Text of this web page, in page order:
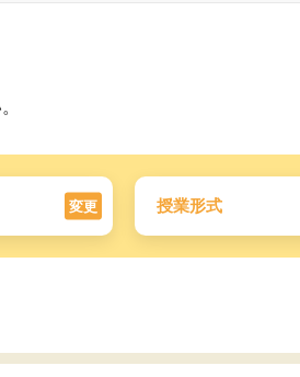
変更 授業形式